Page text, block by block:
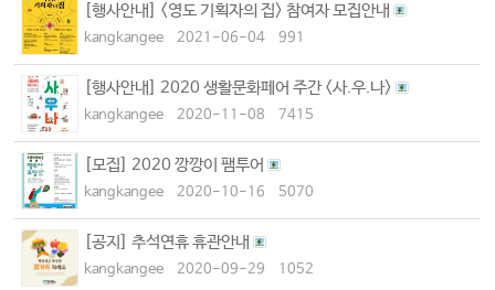
[행사안내] <영도 기획자의 집> 참여자 모집안내
kangkangee 2021-06-04 991
[행사안내] 2020 생활문화페어 주간 <사.우.나>
kangkangee 2020-11-08 7415
[모집] 2020 깡깡이 팸투어
kangkangee 2020-10-16 5070
[공지] 추석연휴 휴관안내
kangkangee 2020-09-29 1052